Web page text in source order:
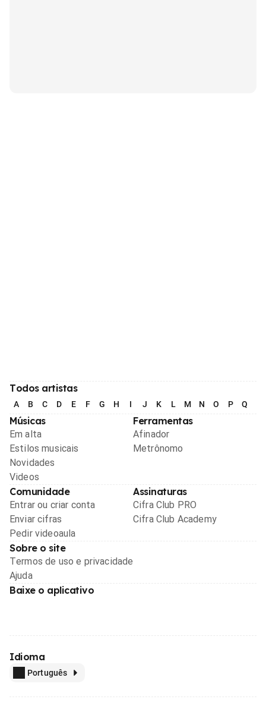
Todos artistas
A B C D E F G H I J K L M N O P Q
Músicas
Em alta
Estilos musicais
Novidades
Videos
Ferramentas
Afinador
Metrônomo
Comunidade
Entrar ou criar conta
Enviar cifras
Pedir videoaula
Assinaturas
Cifra Club PRO
Cifra Club Academy
Sobre o site
Termos de uso e privacidade
Ajuda
Baixe o aplicativo
Idioma
Português